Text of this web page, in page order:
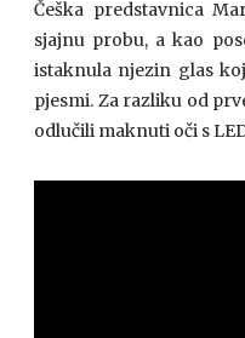
Češka predstavnica
sjajnu probu, a kao
istaknula njezin glas
pjesmi. Za razliku od
odlučili maknuti oči s